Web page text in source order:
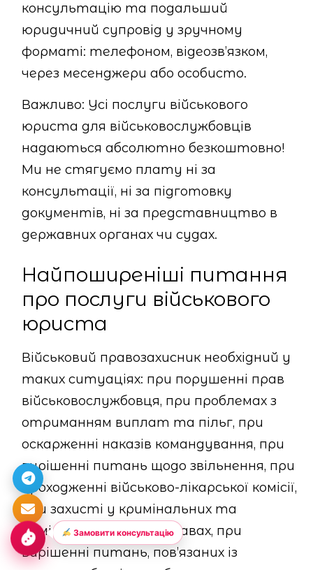
консультацію та подальший
юридичний супровід у зручному
форматі: телефоном, відеозв’язком,
через месенджери або особисто.
Важливо: Усі послуги військового
юриста для військовослужбовців
надаються абсолютно безкоштовно!
Ми не стягуємо плату ні за
консультації, ні за підготовку
документів, ні за представництво в
державних органах чи судах.
Найпоширеніші питання
про послуги військового
юриста
Військовий правозахисник необхідний у
таких ситуаціях: при порушенні прав
військовослужбовця, при проблемах з
отриманням виплат та пільг, при
оскарженні наказів командування, при
вирішенні питань щодо звільнення, при
проходженні військово-лікарської комісії,
при захисті у кримінальних та
адміністративних справах, при
вирішенні питань, пов’язаних із
Замовити консультацію